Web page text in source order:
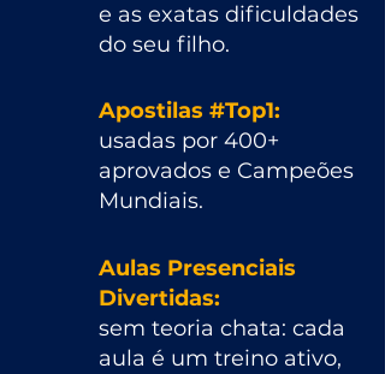
e as exatas dificuldades
do seu filho.
Apostilas #Top1:
usadas por 400+
aprovados e Campeões
Mundiais.​
Aulas Presenciais
Divertidas:
sem teoria chata: cada
aula é um treino ativo,